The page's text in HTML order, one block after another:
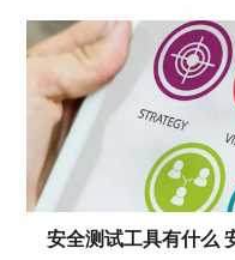
看AppScan接口安全
1.新建扫描
么，AppScan是什么工具
聊这个工具，看看它到
安全测试工具有什么